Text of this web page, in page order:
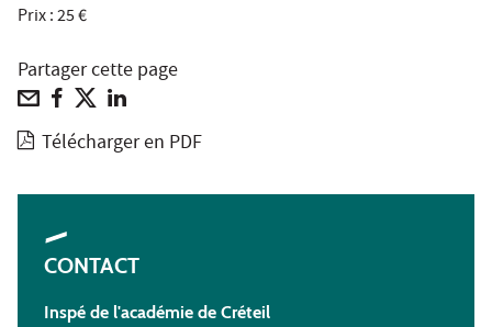
Prix : 25 €
Partager cette page
Télécharger en PDF
CONTACT
Inspé de l'académie de Créteil